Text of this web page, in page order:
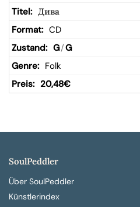
Дива
CD
G/G
Folk
20,48€
SoulPeddler
Über SoulPeddler
Künstlerindex